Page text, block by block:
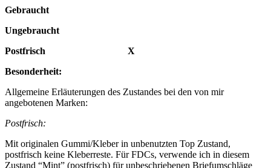
Gebraucht
Ungebraucht
Postfrisch X
Besonderheit:
Allgemeine Erläuterungen des Zustandes bei den von mir
angebotenen Marken:
Postfrisch:
Mit originalen Gummi/Kleber in unbenutzten Top Zustand,
postfrisch keine Kleberreste. Für FDCs, verwende ich in diesem
Zustand “Mint” (postfrisch) für unbeschriebenen Briefumschläge